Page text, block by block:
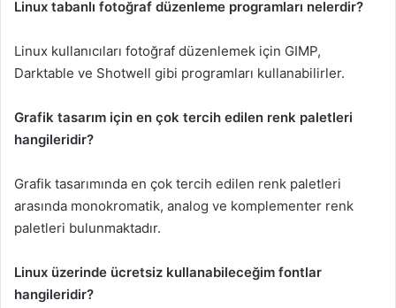
Linux tabanlı fotoğraf düzenleme programları nelerdir?
Linux kullanıcıları fotoğraf düzenlemek için GIMP,
Darktable ve Shotwell gibi programları kullanabilirler.
Grafik tasarım için en çok tercih edilen renk paletleri
hangileridir?
Grafik tasarımında en çok tercih edilen renk paletleri
arasında monokromatik, analog ve komplementer renk
paletleri bulunmaktadır.
Linux üzerinde ücretsiz kullanabileceğim fontlar
hangileridir?